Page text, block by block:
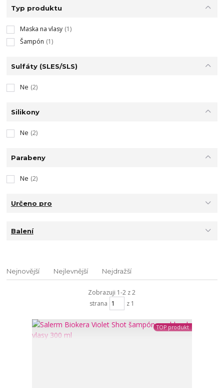
Typ produktu
Maska na vlasy (1)
Šampón (1)
Sulfáty (SLES/SLS)
Ne (2)
Silikony
Ne (2)
Parabeny
Ne (2)
Určeno pro
Balení
Nejnovější Nejlevnější Nejdražší
Zobrazuji 1-2 z 2
strana
z 1
TOP produkt